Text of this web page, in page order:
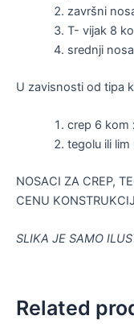
završni
T- vijak 8
srednji
U zavisnosti od tipa
crep 6 kom
tegolu ili
NOSACI ZA CREP,
CENU
SLIKA JE SAMO
Related